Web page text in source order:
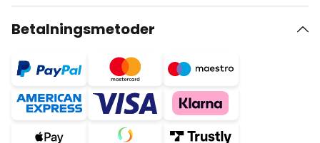
Betalningsmetoder